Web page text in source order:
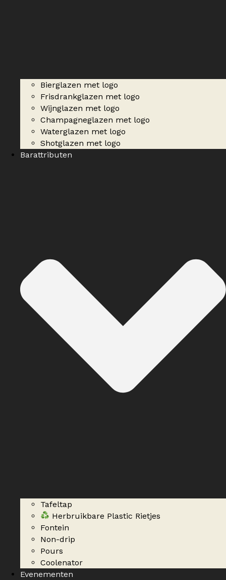
Bierglazen met logo
Frisdrankglazen met logo
Wijnglazen met logo
Champagneglazen met logo
Waterglazen met logo
Shotglazen met logo
Barattributen
Tafeltap
Herbruikbare Plastic Rietjes
Fontein
Non-drip
Pours
Coolenator
Evenementen